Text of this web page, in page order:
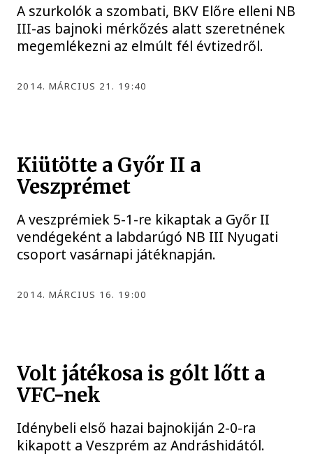
A szurkolók a szombati, BKV Előre elleni NB
III-as bajnoki mérkőzés alatt szeretnének
megemlékezni az elmúlt fél évtizedről.
2014. MÁRCIUS 21. 19:40
Kiütötte a Győr II a
Veszprémet
A veszprémiek 5-1-re kikaptak a Győr II
vendégeként a labdarúgó NB III Nyugati
csoport vasárnapi játéknapján.
2014. MÁRCIUS 16. 19:00
Volt játékosa is gólt lőtt a
VFC-nek
Idénybeli első hazai bajnokiján 2-0-ra
kikapott a Veszprém az Andráshidától.